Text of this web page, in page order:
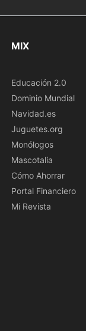
MIX
Educación 2.0
Dominio Mundial
Navidad.es
Juguetes.org
Monólogos
Mascotalia
Cómo Ahorrar
Portal Financiero
Mi Revista